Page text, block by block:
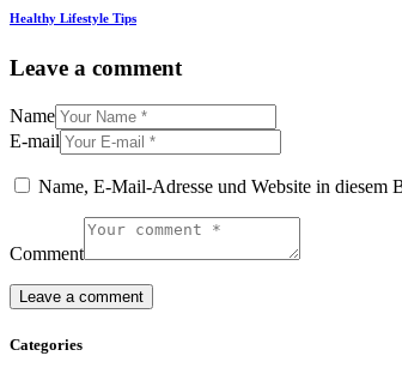
Healthy Lifestyle Tips
Leave a comment
Name
E-mail
Name, E-Mail-Adresse und Website in diesem
Comment
Categories